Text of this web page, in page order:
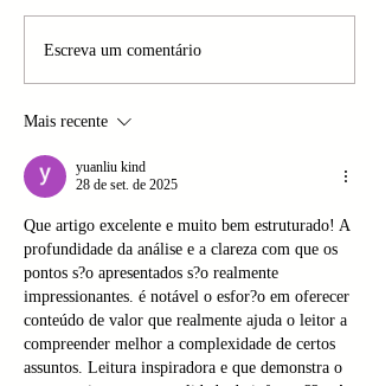
Sesc/RS lança iniciativas de
incentivo à retomada do setor
Escreva um comentário
Mais recente
yuanliu kind
28 de set. de 2025
Que artigo excelente e muito bem estruturado! A
profundidade da análise e a clareza com que os
pontos s?o apresentados s?o realmente
impressionantes. é notável o esfor?o em oferecer
conteúdo de valor que realmente ajuda o leitor a
compreender melhor a complexidade de certos
assuntos. Leitura inspiradora e que demonstra o